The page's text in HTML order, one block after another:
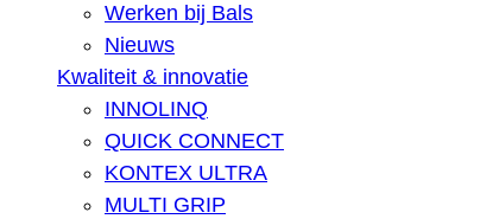
Werken bij Bals
Nieuws
Kwaliteit & innovatie
INNOLINQ
QUICK CONNECT
KONTEX ULTRA
MULTI GRIP